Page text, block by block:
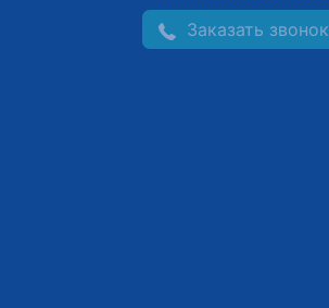
Заказать звонок